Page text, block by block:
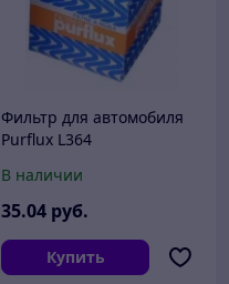
Фильтр для автомобиля
Purflux L364
В наличии
35.04 руб.
Купить